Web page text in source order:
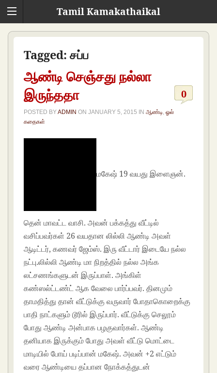
Tamil Kamakathaikal
Tagged: சப்ப
ஆண்டி செஞ்சது நல்லா
இருந்ததா
0
POSTED BYADMIN ONJANUARY 5, 2015 INஆண்டி ,ஓல்
கதைகள்
மகேஷ் 19 வயது இளைஞன்.
தென் மாவட்ட வாசி. அவன் பக்கத்து வீட்டில்
வசிப்பவர்கள் 26 வயதான லில்லி ஆண்டி அவள்
ஆடிட்டர், கணவர் ஜேம்ஸ். இரு வீட்டார் இடையே நல்ல
நட்பு.லில்லி ஆண்டி மா நிறத்தில் நல்ல அங்க
லட்சணங்களுடன் இருப்பாள். அங்கிள்
கண்ஸல்ட்டண்ட் ஆக வேலை பார்ப்பவர். தினமும்
தாமதித்து தான் வீட்டுக்கு வருவார் போதாகொறைக்கு
பாதி நாட்களும் டூரில் இருப்பார். வீட்டுக்கு செலூம்
போது ஆண்டி அன்பாக பழகுவார்கள். ஆண்டி
தனியாக இருக்கும் போது அவள் வீட்டு மொட்டை
மாடியில் போய் படிப்பான் மகேஷ். அவன் +2 எட்டும்
வரை ஆண்டியை தப்பான நோக்கத்துடன்